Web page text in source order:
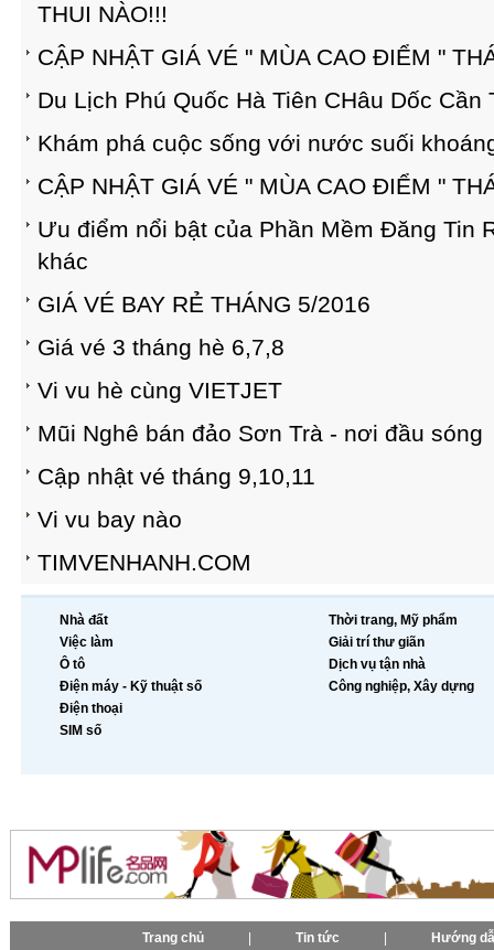
THUI NÀO!!!
CẬP NHẬT GIÁ VÉ " MÙA CAO ĐIỂM "
Du Lịch Phú Quốc Hà Tiên CHâu Dốc Cần
Khám phá cuộc sống với nước suối
CẬP NHẬT GIÁ VÉ " MÙA CAO ĐIỂM "
Ưu điểm nổi bật của Phần Mềm Đăng Tin
khác
GIÁ VÉ BAY RẺ THÁNG 5/2016
Giá vé 3 tháng hè 6,7,8
Vi vu hè cùng VIETJET
Mũi Nghê bán đảo Sơn Trà - nơi đầu sóng
Cập nhật vé tháng 9,10,11
Vi vu bay nào
TIMVENHANH.COM
Nhà đất
Việc làm
Ô tô
Điện máy - Kỹ thuật số
Điện thoại
SIM số
Thời trang, Mỹ phẩm
Giải trí thư giãn
Dịch vụ tận nhà
Công nghiệp, Xây dựng
Trang chủ Tin tức Hướng